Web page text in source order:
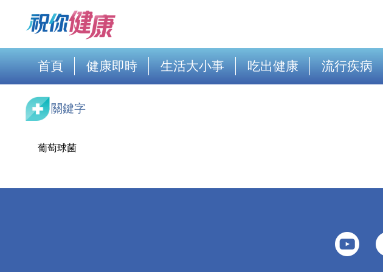
首頁 健康即時 生活大小事 吃出健康 流行疾病
關鍵字
葡萄球菌